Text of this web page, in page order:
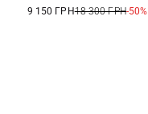
9 150 ГРН18 300 ГРН-50%